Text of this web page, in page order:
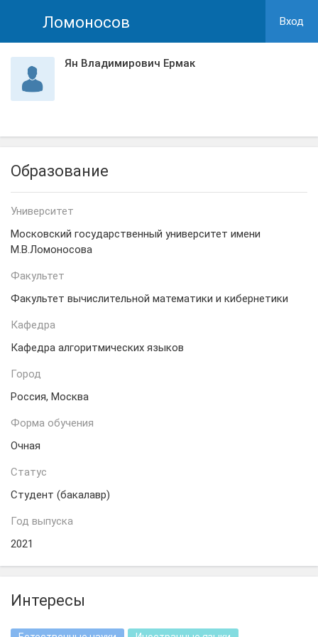
Ломоносов Вход
Ян Владимирович Ермак
Образование
Университет
Московский государственный университет имени
М.В.Ломоносова
Факультет
Факультет вычислительной математики и кибернетики
Кафедра
Кафедра алгоритмических языков
Город
Россия, Москва
Форма обучения
Очная
Статус
Студент (бакалавр)
Год выпуска
2021
Интересы